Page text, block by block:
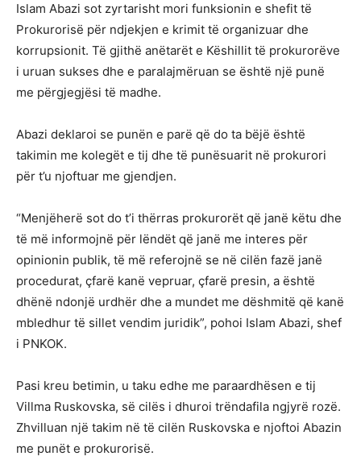
Islam Abazi sot zyrtarisht mori funksionin e shefit të
Prokurorisë për ndjekjen e krimit të organizuar dhe
korrupsionit. Të gjithë anëtarët e Këshillit të prokurorëve
i uruan sukses dhe e paralajmëruan se është një punë
me përgjegjësi të madhe.
Abazi deklaroi se punën e parë që do ta bëjë është
takimin me kolegët e tij dhe të punësuarit në prokurori
për t’u njoftuar me gjendjen.
“Menjëherë sot do t’i thërras prokurorët që janë këtu dhe
të më informojnë për lëndët që janë me interes për
opinionin publik, të më referojnë se në cilën fazë janë
procedurat, çfarë kanë vepruar, çfarë presin, a është
dhënë ndonjë urdhër dhe a mundet me dëshmitë që kanë
mbledhur të sillet vendim juridik”, pohoi Islam Abazi, shef
i PNKOK.
Pasi kreu betimin, u taku edhe me paraardhësen e tij
Villma Ruskovska, së cilës i dhuroi trëndafila ngjyrë rozë.
Zhvilluan një takim në të cilën Ruskovska e njoftoi Abazin
me punët e prokurorisë.